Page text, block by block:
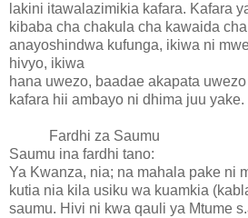
lakini itawalazimikia kafara. Kafara
kibaba cha chakula cha kawaida
anayoshindwa kufunga, ikiwa ni
hivyo, ikiwa
hana uwezo, baadae akapata
kafara hii ambayo ni dhima juu yake.
Fardhi za Saumu
Saumu ina fardhi tano:
Ya Kwanza, nia; na mahala pake ni
kutia nia kila usiku wa kuamkia
saumu. Hivi ni kwa qauli ya Mtume